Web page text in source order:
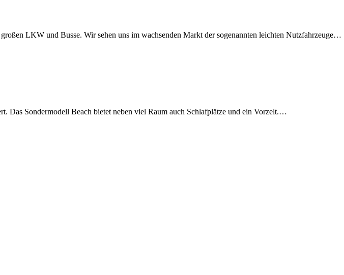
LKW und Busse. Wir sehen uns im wachsenden Markt der sogenannten leichten Nutzfahrzeuge…
Das Sondermodell Beach bietet neben viel Raum auch Schlafplätze und ein Vorzelt.…